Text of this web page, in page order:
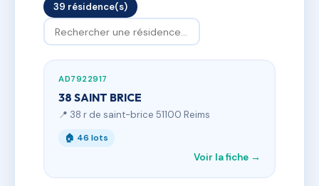
39 résidence(s)
AD7922917
38 SAINT BRICE
📍 38 r de saint-brice 51100 Reims
🏠 46 lots
Voir la fiche →